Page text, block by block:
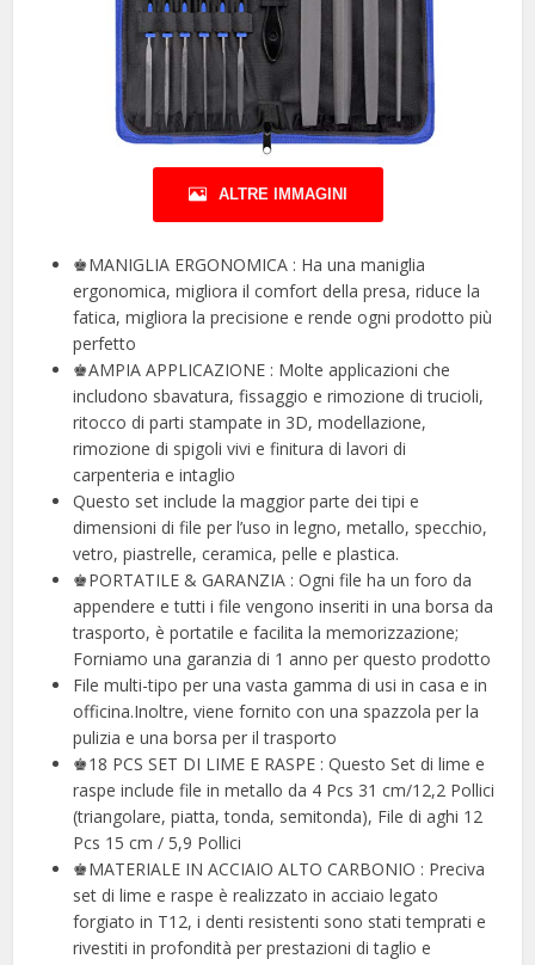
ALTRE IMMAGINI
♚MANIGLIA ERGONOMICA : Ha una maniglia
ergonomica, migliora il comfort della presa, riduce la
fatica, migliora la precisione e rende ogni prodotto più
perfetto
♚AMPIA APPLICAZIONE : Molte applicazioni che
includono sbavatura, fissaggio e rimozione di trucioli,
ritocco di parti stampate in 3D, modellazione,
rimozione di spigoli vivi e finitura di lavori di
carpenteria e intaglio
Questo set include la maggior parte dei tipi e
dimensioni di file per l’uso in legno, metallo, specchio,
vetro, piastrelle, ceramica, pelle e plastica.
♚PORTATILE & GARANZIA : Ogni file ha un foro da
appendere e tutti i file vengono inseriti in una borsa da
trasporto, è portatile e facilita la memorizzazione;
Forniamo una garanzia di 1 anno per questo prodotto
File multi-tipo per una vasta gamma di usi in casa e in
officina.Inoltre, viene fornito con una spazzola per la
pulizia e una borsa per il trasporto
♚18 PCS SET DI LIME E RASPE : Questo Set di lime e
raspe include file in metallo da 4 Pcs 31 cm/12,2 Pollici
(triangolare, piatta, tonda, semitonda), File di aghi 12
Pcs 15 cm / 5,9 Pollici
♚MATERIALE IN ACCIAIO ALTO CARBONIO : Preciva
set di lime e raspe è realizzato in acciaio legato
forgiato in T12, i denti resistenti sono stati temprati e
rivestiti in profondità per prestazioni di taglio e